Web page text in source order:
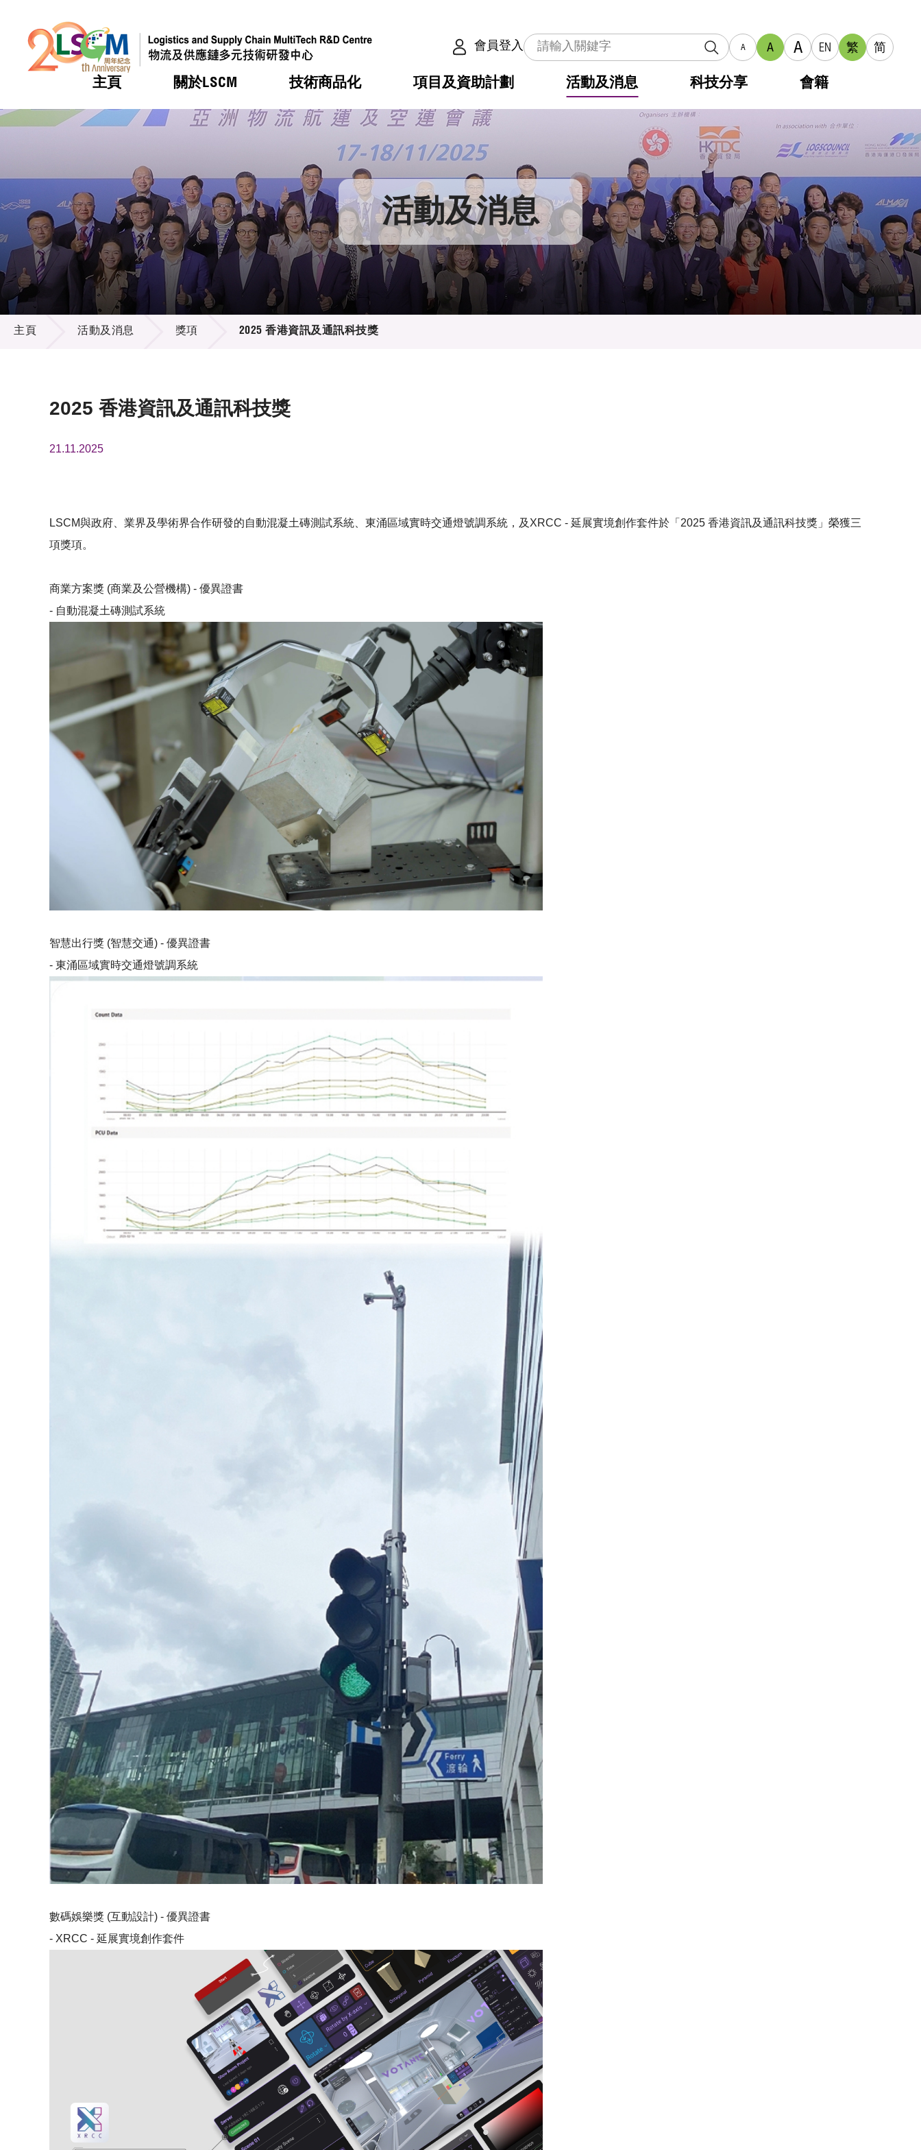
會員登入 A A A EN 繁 简
主頁 關於LSCM
熱門 機構簡介
組織架構
組織架構
董事局
研究顧問
招標通告
供應商登記
技術商品化
熱門 服務
可獲授權之技術
應用於公共服務之創新技術
重點項目
項目及資助計劃
熱門 合作計劃
資助計劃
資助計劃
稅務優惠
申請
評審
徵求研發項目計劃書
項目資料庫
活動及消息
熱門 活動
獎項
新聞中心
媒體報導
新聞稿
資訊中心
多媒體
科技分享 會籍
熱門 會籍及服務
會員列表
會員登入 活動及消息
活動及消息
主頁 活動及消息 獎項 2025 香港資訊及通訊科技獎
2025 香港資訊及通訊科技獎
21.11.2025
LSCM與政府、業界及學術界合作研發的自動混凝土磚測試系統、東涌區域實時交通燈號調系統，及XRCC - 延展實境創作套件於「2025 香港資訊及通訊科技獎」榮獲三
項獎項。
商業方案獎 (商業及公營機構) - 優異證書
- 自動混凝土磚測試系統
智慧出行獎 (智慧交通) - 優異證書
- 東涌區域實時交通燈號調系統
數碼娛樂獎 (互動設計) - 優異證書
- XRCC - 延展實境創作套件